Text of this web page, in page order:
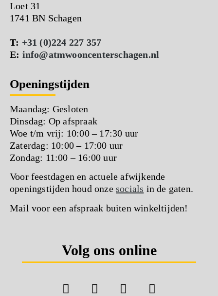
Loet 31
1741 BN Schagen
T: +31 (0)224 227 357
E: info@atmwooncenterschagen.nl
Openingstijden
Maandag: Gesloten
Dinsdag: Op afspraak
Woe t/m vrij: 10:00 – 17:30 uur
Zaterdag: 10:00 – 17:00 uur
Zondag: 11:00 – 16:00 uur
Voor feestdagen en actuele afwijkende
openingstijden houd onze socials in de gaten.
Mail voor een afspraak buiten winkeltijden!
Volg ons online